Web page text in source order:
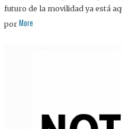
futuro de la movilidad ya está
por More